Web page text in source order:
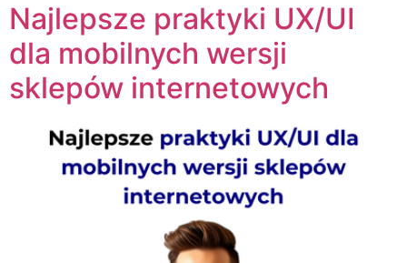
Najlepsze praktyki UX/UI
dla mobilnych wersji
sklepów internetowych